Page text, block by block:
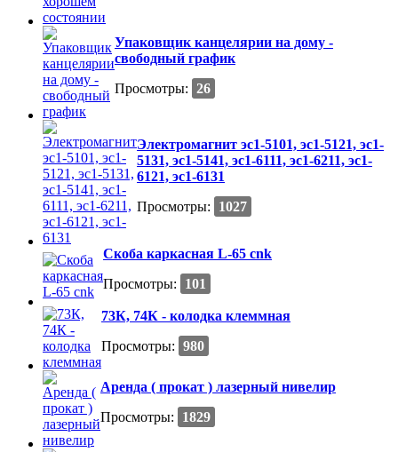
Упаковщик канцелярии на дому -
свободный график
Просмотры: 26
Электромагнит эс1-5101, эс1-5121, эс1-
5131, эс1-5141, эс1-6111, эс1-6211, эс1-
6121, эс1-6131
Просмотры:
1027
Скоба каркасная L-65 cnk
Просмотры:
101
73К, 74К - колодка клеммная
Просмотры: 980
Аренда ( прокат ) лазерный нивелир
Просмотры:
1829